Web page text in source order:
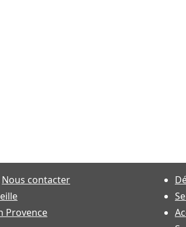
Nous contacter
Provence